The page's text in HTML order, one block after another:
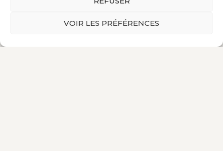
VOIR LES PRÉFÉRENCES